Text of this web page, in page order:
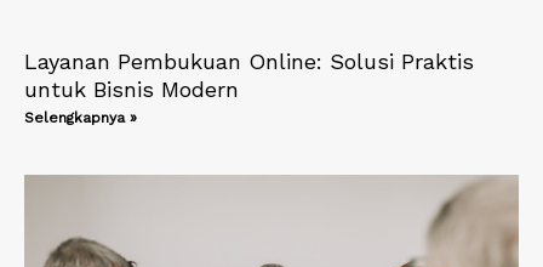
Layanan Pembukuan Online: Solusi Praktis
untuk Bisnis Modern
Selengkapnya »